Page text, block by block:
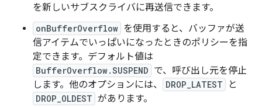
を新しいサブスクライバに再送信できます。
onBufferOverflow を使用すると、バッファが送
信アイテムでいっぱいになったときのポリシーを指
定できます。デフォルト値は
BufferOverflow.SUSPEND で、呼び出し元を停止
します。他のオプションには、
DROP_LATEST と
DROP_OLDEST があります。